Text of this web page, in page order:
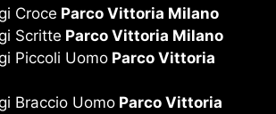
Croce Parco Vittoria Milano
Scritte Parco Vittoria Milano
Piccoli Uomo Parco Vittoria
Braccio Uomo Parco Vittoria